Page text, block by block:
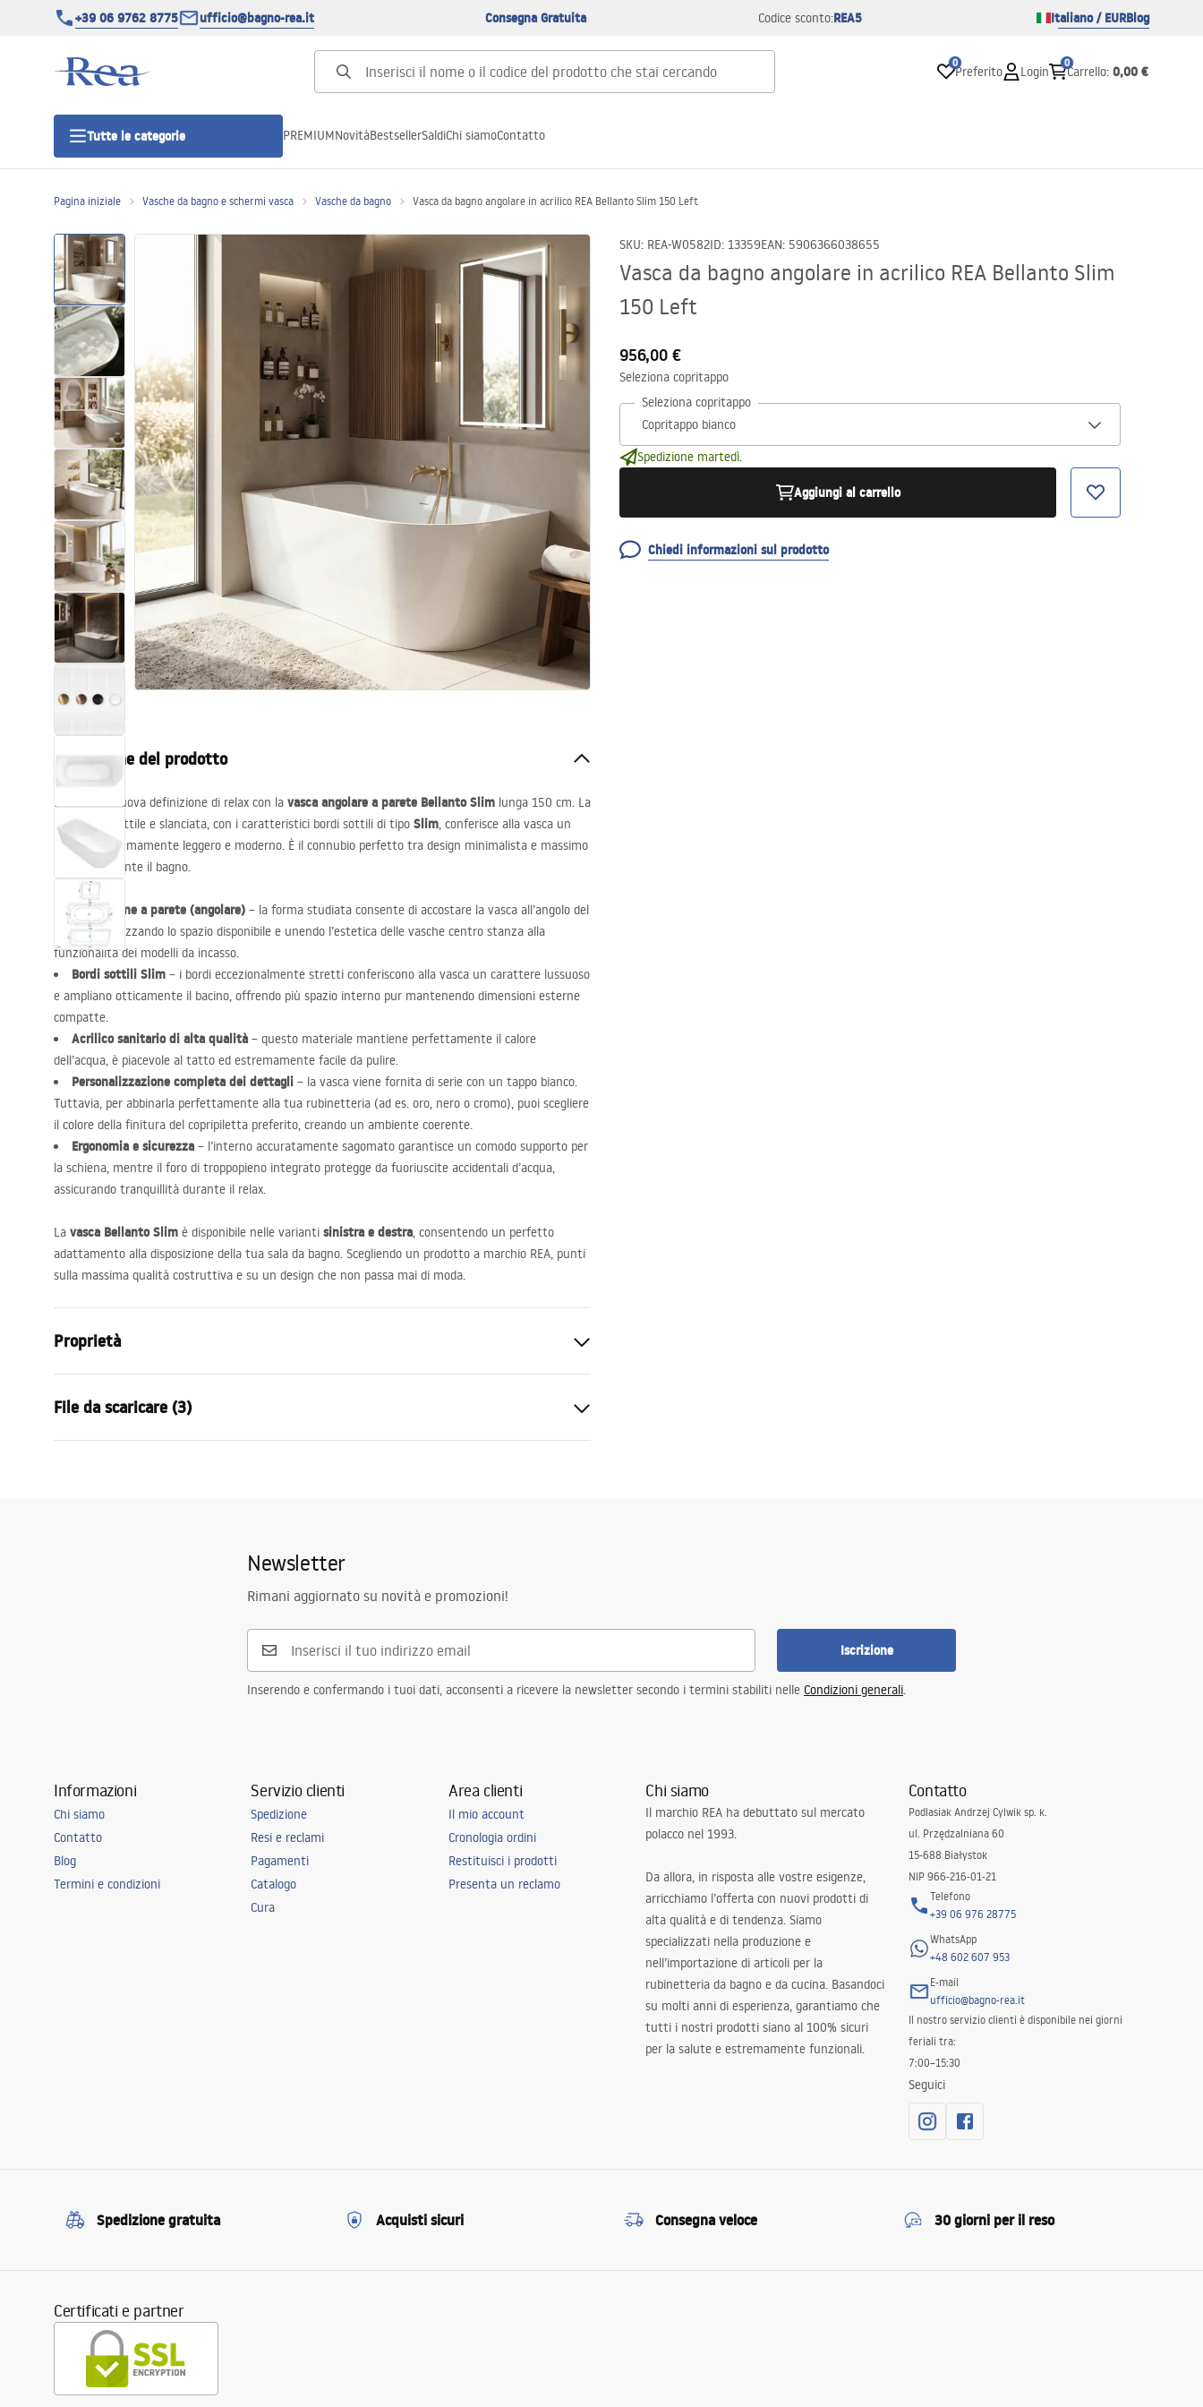
+39 06 9762 8775 ufficio@bagno-rea.it Consegna Gratuita Codice sconto:REA5 Italiano / EURBlog
0
Preferito Login
0
Carrello: 0,00 €
Tutte le categorie
Porte doccia
Piatti doccia da bagno
Canaline di scarico
Set di vaso WC e bidet
Lavabi
Vasche da bagno e schermi vasca
Rubinetti da bagno
Set doccia
Cucina
PREMIUMNovitàBestsellerSaldiChi siamoContatto
Pagina iniziale Vasche da bagno e schermi vasca Vasche da bagno Vasca da bagno angolare in acrilico REA Bellanto Slim 150 Left
SKU: REA-W0582ID: 13359EAN: 5906366038655
Vasca da bagno angolare in acrilico REA Bellanto Slim
150 Left
956,00 €
Seleziona copritappo
Seleziona copritappo
Spedizione martedì.
Aggiungi al carrello
Chiedi informazioni sul prodotto
Descrizione del prodotto
Scopri una nuova definizione di relax con la vasca angolare a parete Bellanto Slim lunga 150 cm. La
sua forma sottile e slanciata, con i caratteristici bordi sottili di tipo Slim, conferisce alla vasca un
aspetto estremamente leggero e moderno. È il connubio perfetto tra design minimalista e massimo
comfort durante il bagno.
Costruzione a parete (angolare) – la forma studiata consente di accostare la vasca all’angolo del
bagno, ottimizzando lo spazio disponibile e unendo l’estetica delle vasche centro stanza alla
funzionalità dei modelli da incasso.
Bordi sottili Slim – i bordi eccezionalmente stretti conferiscono alla vasca un carattere lussuoso
e ampliano otticamente il bacino, offrendo più spazio interno pur mantenendo dimensioni esterne
compatte.
Acrilico sanitario di alta qualità – questo materiale mantiene perfettamente il calore
dell’acqua, è piacevole al tatto ed estremamente facile da pulire.
Personalizzazione completa dei dettagli – la vasca viene fornita di serie con un tappo bianco.
Tuttavia, per abbinarla perfettamente alla tua rubinetteria (ad es. oro, nero o cromo), puoi scegliere
il colore della finitura del copripiletta preferito, creando un ambiente coerente.
Ergonomia e sicurezza – l’interno accuratamente sagomato garantisce un comodo supporto per
la schiena, mentre il foro di troppopieno integrato protegge da fuoriuscite accidentali d’acqua,
assicurando tranquillità durante il relax.
La vasca Bellanto Slim è disponibile nelle varianti sinistra e destra, consentendo un perfetto
adattamento alla disposizione della tua sala da bagno. Scegliendo un prodotto a marchio REA, punti
sulla massima qualità costruttiva e su un design che non passa mai di moda.
Proprietà
Colore
Materiale
Acrilico
Sinistra
File da scaricare (3)
Warranty_Terms_and_Conditions_
Newsletter
Rimani aggiornato su novità e promozioni!
Iscrizione
Inserendo e confermando i tuoi dati, acconsenti a ricevere la newsletter secondo i termini stabiliti nelle Condizioni generali.
Informazioni
Chi siamo
Contatto
Blog
Termini e condizioni
Servizio clienti
Spedizione
Resi e reclami
Pagamenti
Catalogo
Cura
Area clienti
Il mio account
Cronologia ordini
Restituisci i prodotti
Presenta un reclamo
Chi siamo
Il marchio REA ha debuttato sul mercato
polacco nel 1993.
Da allora, in risposta alle vostre esigenze,
arricchiamo l’offerta con nuovi prodotti di
alta qualità e di tendenza. Siamo
specializzati nella produzione e
nell’importazione di articoli per la
rubinetteria da bagno e da cucina. Basandoci
su molti anni di esperienza, garantiamo che
tutti i nostri prodotti siano al 100% sicuri
per la salute e estremamente funzionali.
Contatto
Podlasiak Andrzej Cylwik sp. k.
ul. Przędzalniana 60
15-688 Białystok
NIP 966-216-01-21
Telefono
+39 06 976 28775
WhatsApp
+48 602 607 953
E-mail
ufficio@bagno-rea.it
Il nostro servizio clienti è disponibile nei giorni
feriali tra:
7:00–15:30
Seguici
Spedizione gratuita Acquisti sicuri Consegna veloce 30 giorni per il reso
Certificati e partner